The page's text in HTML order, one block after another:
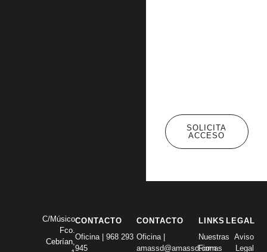
SOLICITA
ACCESO
C/Músico
Fco.
Cebrían,
CONTACTO
Oficina | 968 293
945
CONTACTO
Oficina |
amassd@amassd.com
LINKS
Nuestras
Firmas
LEGAL
Aviso
Legal